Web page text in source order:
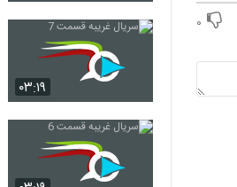
۰
۰۳:۱۹